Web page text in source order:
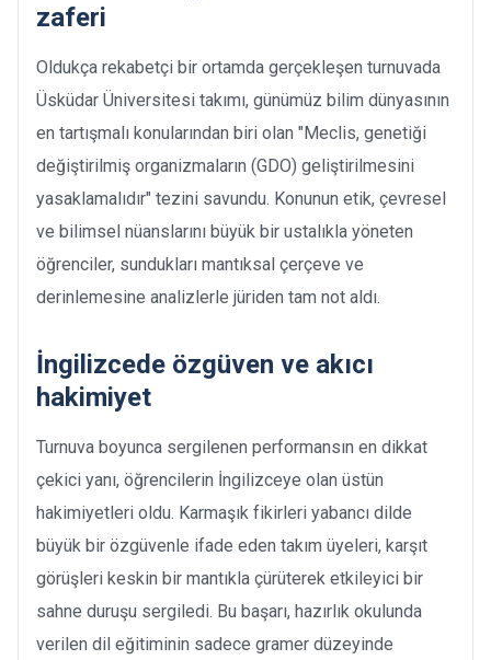
zaferi
Oldukça rekabetçi bir ortamda gerçekleşen turnuvada
Üsküdar Üniversitesi takımı, günümüz bilim dünyasının
en tartışmalı konularından biri olan "Meclis, genetiği
değiştirilmiş organizmaların (GDO) geliştirilmesini
yasaklamalıdır" tezini savundu. Konunun etik, çevresel
ve bilimsel nüanslarını büyük bir ustalıkla yöneten
öğrenciler, sundukları mantıksal çerçeve ve
derinlemesine analizlerle jüriden tam not aldı.
İngilizcede özgüven ve akıcı
hakimiyet
Turnuva boyunca sergilenen performansın en dikkat
çekici yanı, öğrencilerin İngilizceye olan üstün
hakimiyetleri oldu. Karmaşık fikirleri yabancı dilde
büyük bir özgüvenle ifade eden takım üyeleri, karşıt
görüşleri keskin bir mantıkla çürüterek etkileyici bir
sahne duruşu sergiledi. Bu başarı, hazırlık okulunda
verilen dil eğitiminin sadece gramer düzeyinde